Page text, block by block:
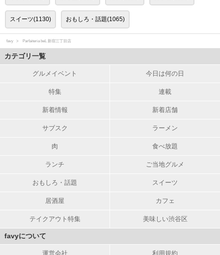
スイーツ(1130) おもしろ・話題(1065)
favy Parfaiteria beL 新宿三丁目店
カテゴリ一覧
グルメイベント 今日は何の日
特集 連載
新着情報 新着店舗
サブスク ラーメン
肉 食べ放題
ランチ ご当地グルメ
おもしろ・話題 スイーツ
居酒屋 カフェ
テイクアウト特集 美味しい渋谷区
favyについて
運営会社 利用規約